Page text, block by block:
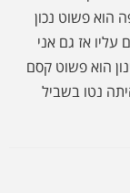
יום הולדת שלא
והתגובות לא
הפסקה ואין ספק
טלי (האמא